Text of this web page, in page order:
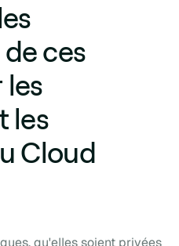
ces
les
les
Cloud
qu'elles soient privées